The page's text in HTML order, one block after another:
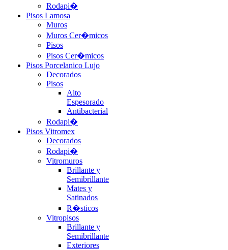
Rodapi�
Pisos Lamosa
Muros
Muros Cer�micos
Pisos
Pisos Cer�micos
Pisos Porcelanico Lujo
Decorados
Pisos
Alto
Espesorado
Antibacterial
Rodapi�
Pisos Vitromex
Decorados
Rodapi�
Vitromuros
Brillante y
Semibrillante
Mates y
Satinados
R�sticos
Vitropisos
Brillante y
Semibrillante
Exteriores